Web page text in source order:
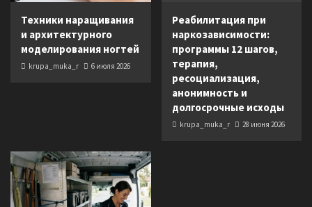
Техники наращивания
и архитектурного
моделирования ногтей
krupa_muka_r 6 июля 2026
Реабилитация при
наркозависимости:
программы 12 шагов,
терапия,
ресоциализация,
анонимность и
долгосрочные исходы
krupa_muka_r 28 июня 2026